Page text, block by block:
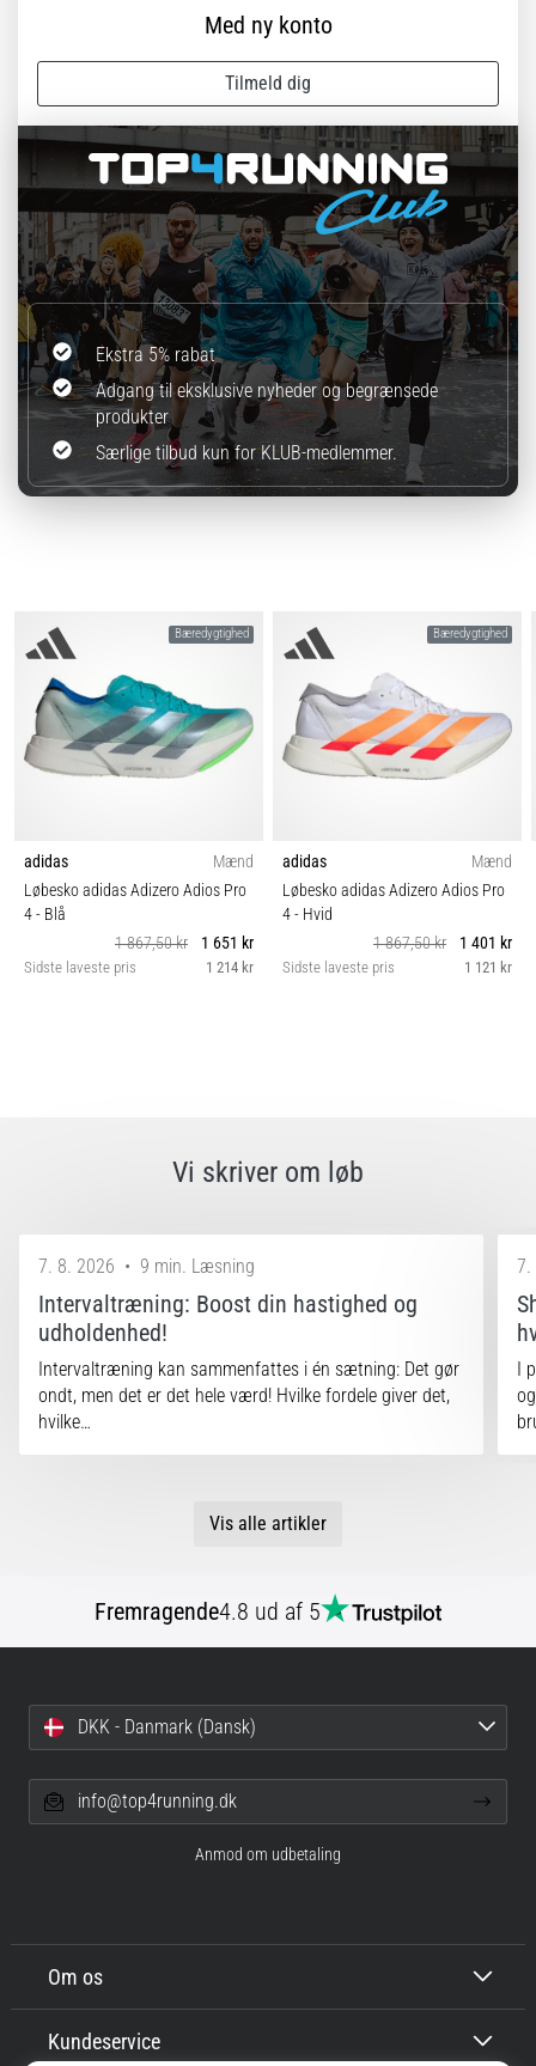
Med ny konto
Tilmeld dig
Ekstra 5% rabat
Adgang til eksklusive nyheder og begrænsede
produkter
Særlige tilbud kun for KLUB-medlemmer.
Bæredygtighed
adidas
Mænd
Løbesko adidas Adizero Adios Pro
4- Blå
1 867,50 kr
1 651 kr
Sidste laveste pris 1 214 kr
Bæredygtighed
adidas
Mænd
Løbesko adidas Adizero Adios Pro
4- Hvid
1 867,50 kr
1 401 kr
Sidste laveste pris 1 121 kr
Vi skriver om løb
7. 8. 2026 • 9 min. Læsning
Intervaltræning: Boost din hastighed og
udholdenhed!
Intervaltræning kan sammenfattes i én sætning: Det gør
ondt, men det er det hele værd! Hvilke fordele giver det,
hvilke…
7.
I
Vis alle artikler
Fremragende4.8 ud af 5
Om os
Kundeservice
DKK - Danmark (Dansk)
info@top4running.dk
Anmod om udbetaling